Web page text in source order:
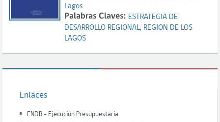
Lagos
Palabras Claves: ESTRATEGIA DE
DESARROLLO REGIONAL; REGION DE LOS
LAGOS
Enlaces
FNDR - Ejecución Presupuestaria